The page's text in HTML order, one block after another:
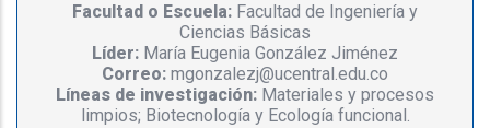
Facultad o Escuela: Facultad de Ingeniería y
Ciencias Básicas
Líder: María Eugenia González Jiménez
Correo: mgonzalezj@ucentral.edu.co
Líneas de investigación: Materiales y procesos
limpios; Biotecnología y Ecología funcional.